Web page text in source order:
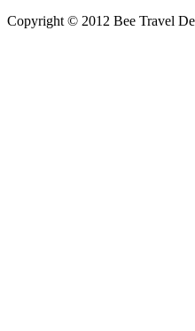
Copyright © 2012 Bee Travel